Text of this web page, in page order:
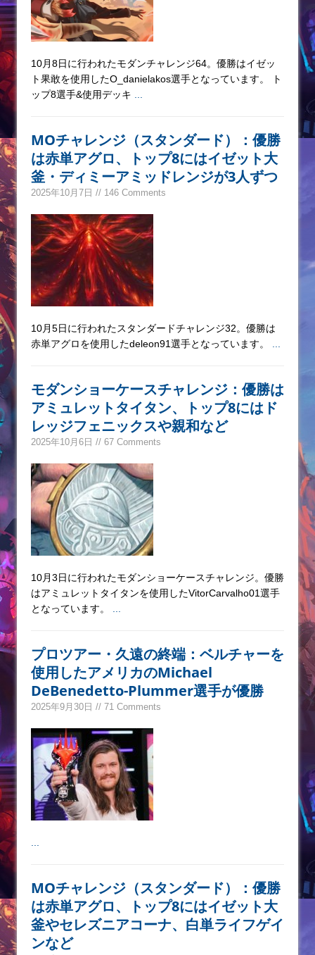
10月8日に行われたモダンチャレンジ64。優勝はイゼッ
ト果敢を使用したO_danielakos選手となっています。 ト
ップ8選手&使用デッキ
MOチャレンジ（スタンダード）：優勝
は赤単アグロ、トップ8にはイゼット大
釜・ディミーアミッドレンジが3人ずつ
2025年10月7日 // 146 Comments
10月5日に行われたスタンダードチャレンジ32。優勝は
赤単アグロを使用したdeleon91選手となっています。
モダンショーケースチャレンジ：優勝は
アミュレットタイタン、トップ8にはド
レッジフェニックスや親和など
2025年10月6日 // 67 Comments
10月3日に行われたモダンショーケースチャレンジ。優勝
はアミュレットタイタンを使用したVitorCarvalho01選手
となっています。
プロツアー・久遠の終端：ベルチャーを
使用したアメリカのMichael
DeBenedetto-Plummer選手が優勝
2025年9月30日 // 71 Comments
MOチャレンジ（スタンダード）：優勝
は赤単アグロ、トップ8にはイゼット大
釜やセレズニアコーナ、白単ライフゲイ
ンなど